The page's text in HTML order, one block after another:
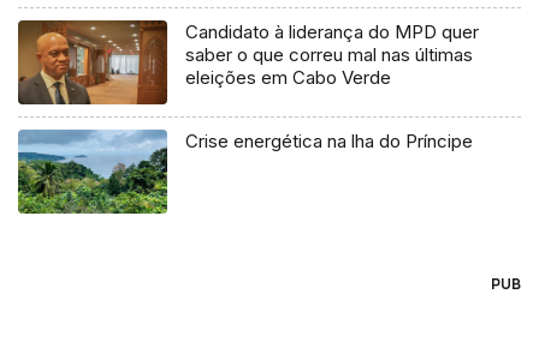
Candidato à liderança do MPD quer
saber o que correu mal nas últimas
eleições em Cabo Verde
Crise energética na lha do Príncipe
PUB